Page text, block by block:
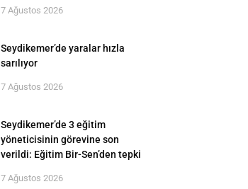
7 Ağustos 2026
Seydikemer’de yaralar hızla
sarılıyor
7 Ağustos 2026
Seydikemer’de 3 eğitim
yöneticisinin görevine son
verildi: Eğitim Bir-Sen’den tepki
7 Ağustos 2026